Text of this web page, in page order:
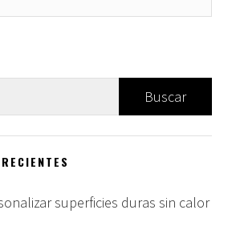
superficies duras sin calor